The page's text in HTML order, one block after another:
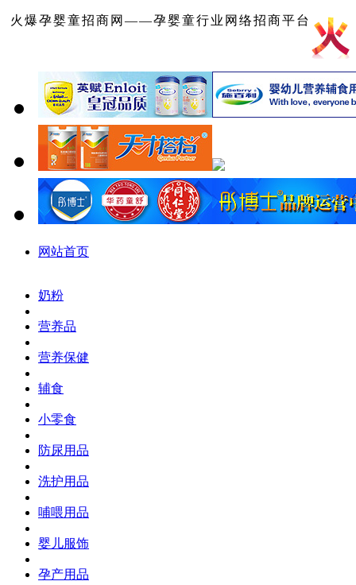
火爆孕婴童招商网——孕婴童行业网络招商平台
网站首页
奶粉
营养品
营养保健
辅食
小零食
防尿用品
洗护用品
哺喂用品
婴儿服饰
孕产用品